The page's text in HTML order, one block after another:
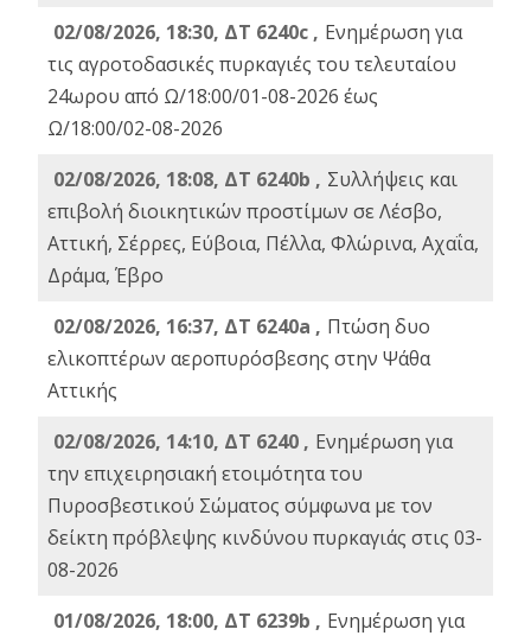
02/08/2026, 18:30, ΔΤ 6240c , Ενημέρωση για
τις αγροτοδασικές πυρκαγιές του τελευταίου
24ωρου από Ω/18:00/01-08-2026 έως
Ω/18:00/02-08-2026
02/08/2026, 18:08, ΔΤ 6240b , Συλλήψεις και
επιβολή διοικητικών προστίμων σε Λέσβο,
Αττική, Σέρρες, Εύβοια, Πέλλα, Φλώρινα, Αχαΐα,
Δράμα, Έβρο
02/08/2026, 16:37, ΔΤ 6240a , Πτώση δυο
ελικοπτέρων αεροπυρόσβεσης στην Ψάθα
Αττικής
02/08/2026, 14:10, ΔΤ 6240 , Ενημέρωση για
την επιχειρησιακή ετοιμότητα του
Πυροσβεστικού Σώματος σύμφωνα με τον
δείκτη πρόβλεψης κινδύνου πυρκαγιάς στις 03-
08-2026
01/08/2026, 18:00, ΔΤ 6239b , Ενημέρωση για